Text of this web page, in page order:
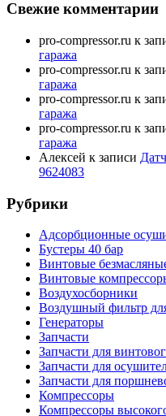
Свежие комментарии
pro-compressor.ru к
гаража
pro-compressor.ru к
гаража
pro-compressor.ru к
гаража
pro-compressor.ru к
гаража
Алексей к записи
9624083
Рубрики
Адсорбционные
Бустеры 40 бар
Винтовые
Винтовые
Воздухосборники
Воздушный фильтр
Генераторы
Запчасти
Запчасти для
Запчасти для
Запчасти для
Компрессоры
Компрессоры